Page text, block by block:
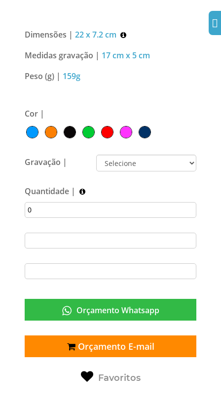
Dimensões | 22 x 7.2 cm
Medidas gravação | 17 cm x 5 cm
Peso (g) | 159g
Cor |
Gravação |
Quantidade |
Orçamento Whatsapp
Orçamento E-mail
Favoritos